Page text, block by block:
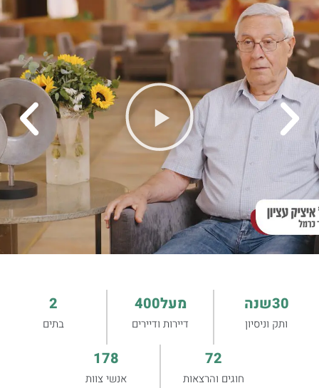
ותק וניסיון
30שנה
דיירות ודיירים
מעל400
בתים
2
חוגים והרצאות
72
אנשי צוות
178